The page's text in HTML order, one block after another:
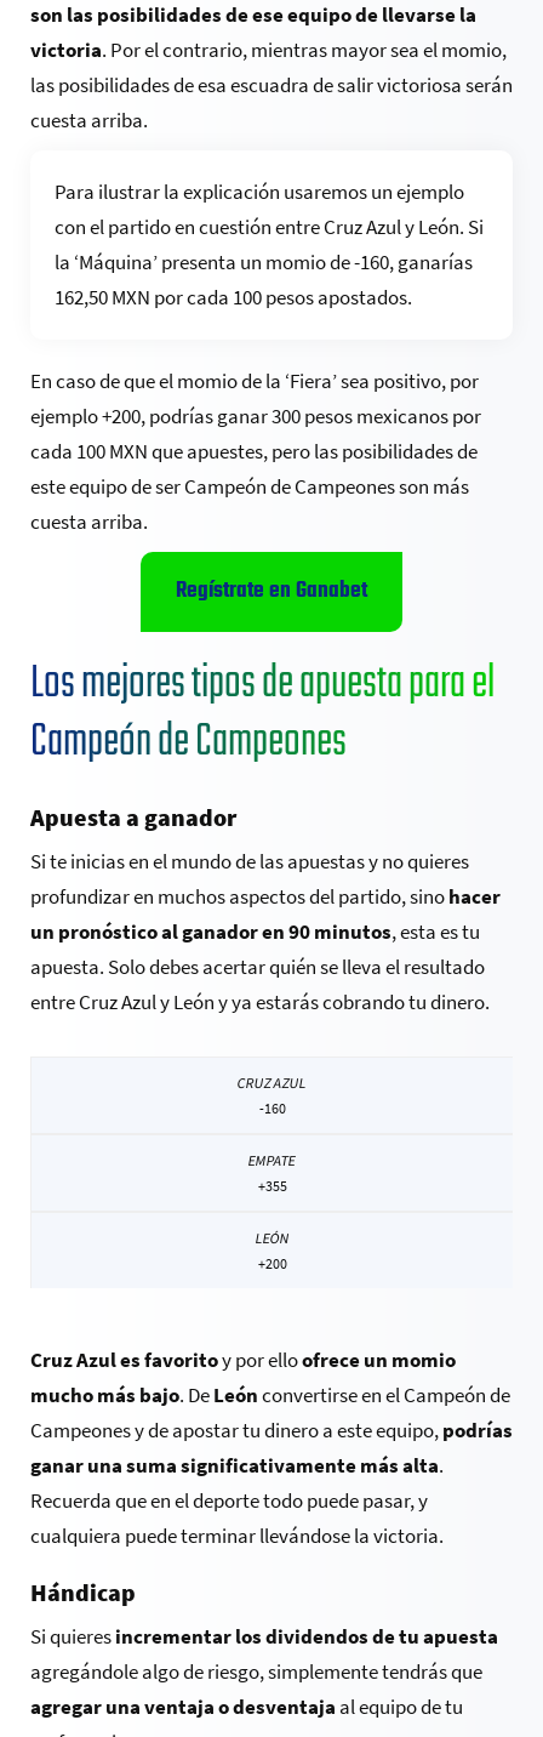
son las posibilidades de ese equipo de llevarse la
victoria. Por el contrario, mientras mayor sea el momio,
las posibilidades de esa escuadra de salir victoriosa serán
cuesta arriba.
Para ilustrar la explicación usaremos un ejemplo
con el partido en cuestión entre Cruz Azul y León. Si
la ‘Máquina’ presenta un momio de -160, ganarías
162,50 MXN por cada 100 pesos apostados.
En caso de que el momio de la ‘Fiera’ sea positivo, por
ejemplo +200, podrías ganar 300 pesos mexicanos por
cada 100 MXN que apuestes, pero las posibilidades de
este equipo de ser Campeón de Campeones son más
cuesta arriba.
Regístrate en Ganabet
Los mejores tipos de apuesta para el
Campeón de Campeones
Apuesta a ganador
Si te inicias en el mundo de las apuestas y no quieres
profundizar en muchos aspectos del partido, sinohacer
un pronóstico al ganador en 90 minutos, esta es tu
apuesta. Solo debes acertar quién se lleva el resultado
entre Cruz Azul y León y ya estarás cobrando tu dinero.
-160
+355
+200
Cruz Azul es favoritoy por elloofrece un momio
mucho más bajo. DeLeónconvertirse en el Campeón de
Campeones y de apostar tu dinero a este equipo,podrías
ganar una suma significativamente más alta.
Recuerda que en el deporte todo puede pasar, y
cualquiera puede terminar llevándose la victoria.
Hándicap
Si quieresincrementar los dividendos de tu apuesta
agregándole algo de riesgo, simplemente tendrás que
agregar una ventaja o desventaja al equipo de tu